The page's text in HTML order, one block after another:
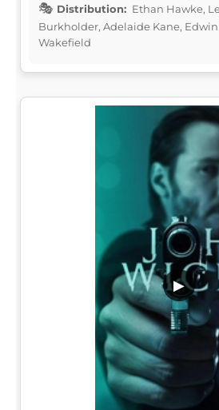
Distribution: Ethan Hawke,
Burkholder, Adelaide Kane,
Wakefield
▶